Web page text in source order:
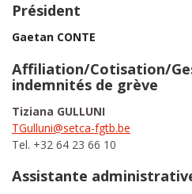
Président
Gaetan CONTE
Affiliation/Cotisation/
indemnités de grève
Tiziana GULLUNI
TGulluni@setca-fgtb.be
Tel. +32 64 23 66 10
Assistante